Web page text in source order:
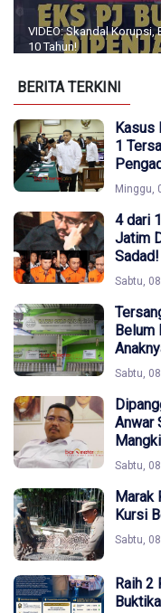
VIDEO: Skandal
10 Tahun!
BERITA TERKINI
Kasus
1
Minggu,
4 dari
Jatim
Sadad!
Sabtu,
Belum
Sabtu,
Anwar
Sabtu,
Marak
Kursi
Sabtu,
Raih 2